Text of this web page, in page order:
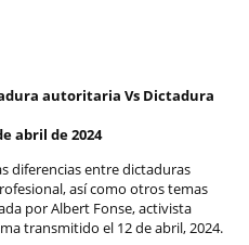
autoritaria Vs Dictadura
abril de 2024
diferencias entre dictaduras
así como otros temas
por Albert Fonse, activista
transmitido el 12 de abril, 2024.